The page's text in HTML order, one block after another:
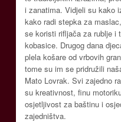
i zanatima. Vidjeli su kako
kako radi stepka za
se koristi rifljača za rublje i
kobasice. Drugog dana
plela košare od vrbovih
tome su im se pridružili
Mato Lovrak. Svi zajedno
su kreativnost, finu
osjetljivost za baštinu i
zajedništva.